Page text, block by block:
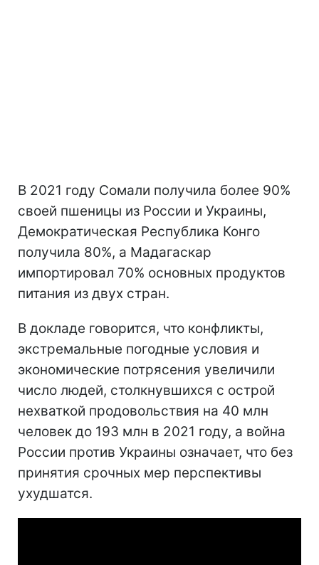
В 2021 году Сомали получила более 90%
своей пшеницы из России и Украины,
Демократическая Республика Конго
получила 80%, а Мадагаскар
импортировал 70% основных продуктов
питания из двух стран.
В докладе говорится, что конфликты,
экстремальные погодные условия и
экономические потрясения увеличили
число людей, столкнувшихся с острой
нехваткой продовольствия на 40 млн
человек до 193 млн в 2021 году, а война
России против Украины означает, что без
принятия срочных мер перспективы
ухудшатся.